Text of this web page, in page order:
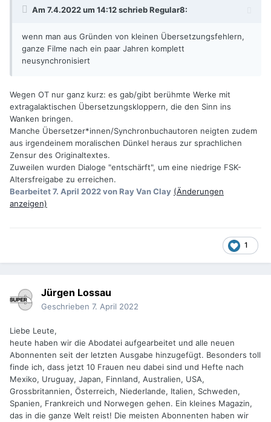
Am 7.4.2022 um 14:12 schriebRegular8:
wenn man aus Gründen von kleinen Übersetzungsfehlern,
ganze Filme nach ein paar Jahren komplett
neusynchronisiert
Wegen OT nur ganz kurz: es gab/gibt berühmte Werke mit
extragalaktischen Übersetzungskloppern, die den Sinn ins
Wanken bringen.
Manche Übersetzer*innen/Synchronbuchautoren neigten zudem
aus irgendeinem moralischen Dünkel heraus zur sprachlichen
Zensur des Originaltextes.
Zuweilen wurden Dialoge "entschärft", um eine niedrige FSK-
Altersfreigabe zu erreichen.
Bearbeitet7. April 2022von Ray Van Clay (Änderungen
anzeigen)
1
Jürgen Lossau
Geschrieben 7. April 2022
Liebe Leute,
heute haben wir die Abodatei aufgearbeitet und alle neuen
Abonnenten seit der letzten Ausgabe hinzugefügt. Besonders toll
finde ich, dass jetzt 10 Frauen neu dabei sind und Hefte nach
Mexiko, Uruguay, Japan, Finnland, Australien, USA,
Grossbritannien, Österreich, Niederlande, Italien, Schweden,
Spanien, Frankreich und Norwegen gehen. Ein kleines Magazin,
das in die ganze Welt reist! Die meisten Abonnenten haben wir